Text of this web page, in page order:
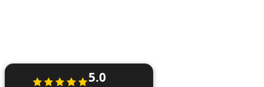
5.0